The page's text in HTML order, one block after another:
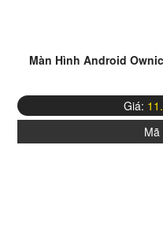
Màn Hình Android
Giá:
Mã